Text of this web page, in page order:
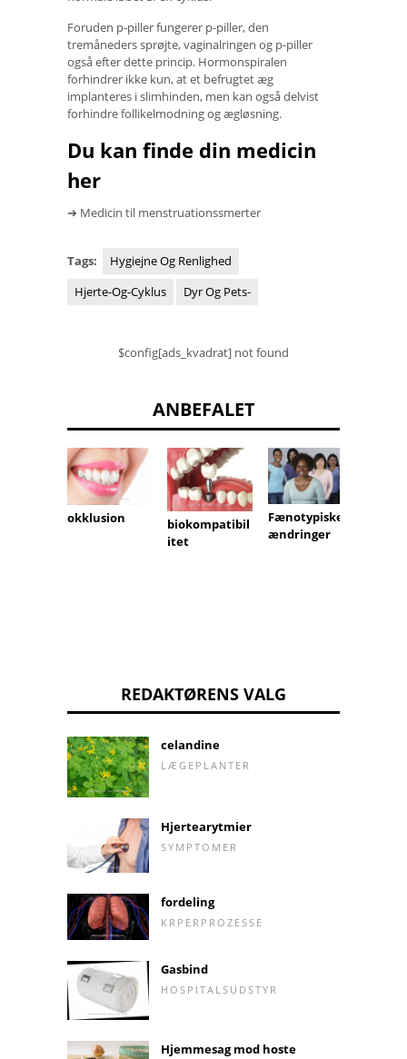
Foruden p-piller fungerer p-piller, den
tremåneders sprøjte, vaginalringen og p-piller
også efter dette princip. Hormonspiralen
forhindrer ikke kun, at et befrugtet æg
implanteres i slimhinden, men kan også delvist
forhindre follikelmodning og ægløsning.
Du kan finde din medicin
her
➔ Medicin til menstruationssmerter
Tags:
Hygiejne Og Renlighed
Hjerte-Og-Cyklus
Dyr Og Pets-
$config[ads_kvadrat] not found
ANBEFALET
okklusion
biokompatibil
itet
Fænotypiske
ændringer
REDAKTØRENS VALG
celandine
LÆGEPLANTER
Hjertearytmier
SYMPTOMER
fordeling
KRPERPROZESSE
Gasbind
HOSPITALSUDSTYR
Hjemmesag mod hoste